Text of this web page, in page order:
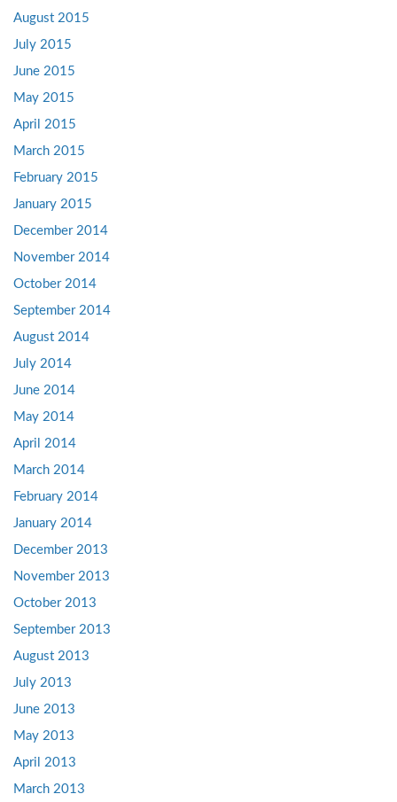
August 2015
July 2015
June 2015
May 2015
April 2015
March 2015
February 2015
January 2015
December 2014
November 2014
October 2014
September 2014
August 2014
July 2014
June 2014
May 2014
April 2014
March 2014
February 2014
January 2014
December 2013
November 2013
October 2013
September 2013
August 2013
July 2013
June 2013
May 2013
April 2013
March 2013